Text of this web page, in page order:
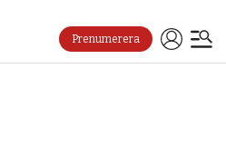
Prenumerera